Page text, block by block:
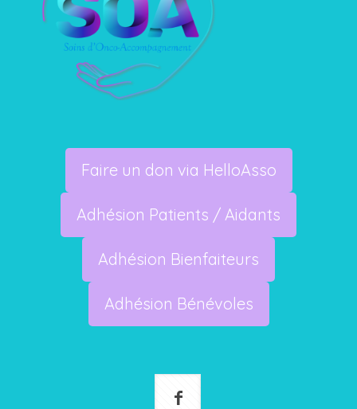
Faire un don via HelloAsso
Adhésion Patients / Aidants
Adhésion Bienfaiteurs
Adhésion Bénévoles